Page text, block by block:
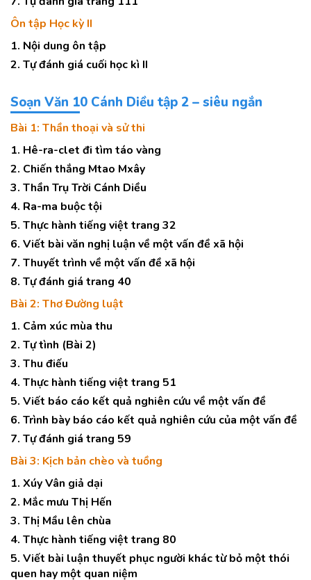
Ôn tập Học kỳ II
1. Nội dung ôn tập
2. Tự đánh giá cuối học kì II
Soạn Văn 10 Cánh Diều tập 2 – siêu ngắn
Bài 1: Thần thoại và sử thi
1. Hê-ra-clet đi tìm táo vàng
2. Chiến thắng Mtao Mxây
3. Thần Trụ Trời Cánh Diều
4. Ra-ma buộc tội
5. Thực hành tiếng việt trang 32
6. Viết bài văn nghị luận về một vấn đề xã hội
7. Thuyết trình về một vấn đề xã hội
8. Tự đánh giá trang 40
Bài 2: Thơ Đường luật
1. Cảm xúc mùa thu
2. Tự tình (Bài 2)
3. Thu điếu
4. Thực hành tiếng việt trang 51
5. Viết báo cáo kết quả nghiên cứu về một vấn đề
6. Trình bày báo cáo kết quả nghiên cứu của một vấn đề
7. Tự đánh giá trang 59
Bài 3: Kịch bản chèo và tuồng
1. Xúy Vân giả dại
2. Mắc mưu Thị Hến
3. Thị Mầu lên chùa
4. Thực hành tiếng việt trang 80
5. Viết bài luận thuyết phục người khác từ bỏ một thói
quen hay một quan niệm